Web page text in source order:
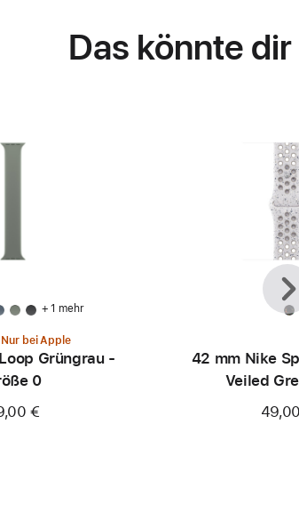
Das könnte
+ 1 mehr
Nur bei Apple
Grüngrau -
0
€
42 mm Nike
Veiled